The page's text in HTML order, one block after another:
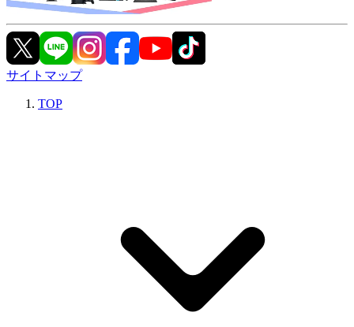
サイトマップ
TOP